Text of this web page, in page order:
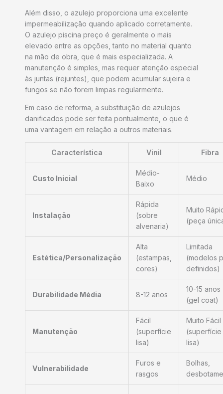
Além disso, o azulejo proporciona uma excelente
impermeabilização quando aplicado corretamente.
O azulejo piscina preço é geralmente o mais
elevado entre as opções, tanto no material quanto
na mão de obra, que é mais especializada. A
manutenção é simples, mas requer atenção especial
às juntas (rejuntes), que podem acumular sujeira e
fungos se não forem limpas regularmente.
Em caso de reforma, a substituição de azulejos
danificados pode ser feita pontualmente, o que é
uma vantagem em relação a outros materiais.
Característica Vinil Fibra
Custo Inicial
Médio-
Baixo
Médio
Instalação
Rápida
(sobre
alvenaria)
Muito
(peça
Estética/Personalização
Alta
(estampas,
cores)
Limitada
(modelos
definidos)
Durabilidade Média 8-12 anos
10-15 anos
(gel coat)
Manutenção
Fácil
(superfície
lisa)
Muito Fácil
(superfície
lisa)
Vulnerabilidade
Furos e
rasgos
Bolhas,